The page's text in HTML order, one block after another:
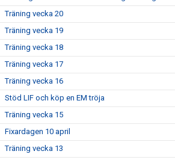
Träning vecka 20
Träning vecka 19
Träning vecka 18
Träning vecka 17
Träning vecka 16
Stöd LIF och köp en EM tröja
Träning vecka 15
Fixardagen 10 april
Träning vecka 13